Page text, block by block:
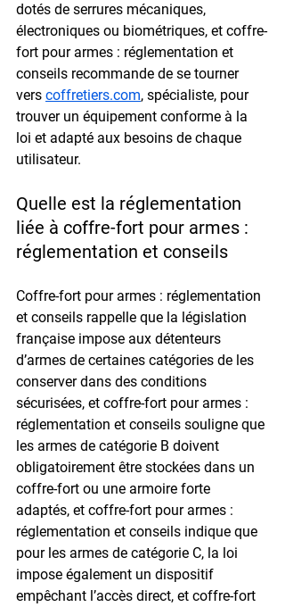
dotés de serrures mécaniques,
électroniques ou biométriques, et coffre-
fort pour armes : réglementation et
conseils recommande de se tourner
vers coffretiers.com, spécialiste, pour
trouver un équipement conforme à la
loi et adapté aux besoins de chaque
utilisateur.
Quelle est la réglementation
liée à coffre-fort pour armes :
réglementation et conseils
Coffre-fort pour armes : réglementation
et conseils rappelle que la législation
française impose aux détenteurs
d’armes de certaines catégories de les
conserver dans des conditions
sécurisées, et coffre-fort pour armes :
réglementation et conseils souligne que
les armes de catégorie B doivent
obligatoirement être stockées dans un
coffre-fort ou une armoire forte
adaptés, et coffre-fort pour armes :
réglementation et conseils indique que
pour les armes de catégorie C, la loi
impose également un dispositif
empêchant l’accès direct, et coffre-fort